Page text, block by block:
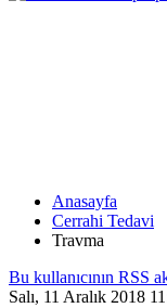
Anasayfa
Cerrahi Tedavi
Travma
Bu kullanıcının RSS
Salı, 11 Aralık 2018